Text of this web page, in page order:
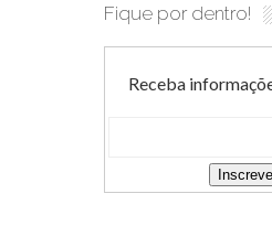
Fique por dentro!
Receba